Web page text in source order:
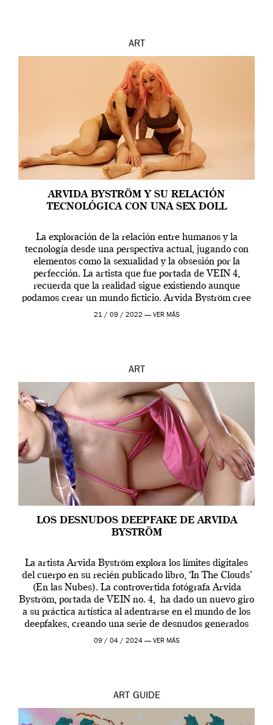
ART
ARVIDA BYSTRÖM Y SU RELACIÓN
TECNOLÓGICA CON UNA SEX DOLL
La exploración de la relación entre humanos y la
tecnología desde una perspectiva actual, jugando con
elementos como la sexualidad y la obsesión por la
perfección. La artista que fue portada de VEIN 4,
recuerda que la realidad sigue existiendo aunque
podamos crear un mundo ficticio. Arvida Byström cree
que los humanos tienen un complejo […]
21 / 09 / 2022 — VER MÁS
ART
LOS DESNUDOS DEEPFAKE DE ARVIDA
BYSTRÖM
La artista Arvida Byström explora los límites digitales
del cuerpo en su recién publicado libro, ‘In The Clouds’
(En las Nubes). La controvertida fotógrafa Arvida
Byström, portada de VEIN no. 4, ha dado un nuevo giro
a su práctica artística al adentrarse en el mundo de los
deepfakes, creando una serie de desnudos generados
por […]
09 / 04 / 2024 — VER MÁS
ART GUIDE